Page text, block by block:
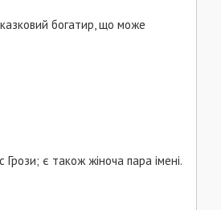
казковий богатир, що може
є також жіноча пара імені.